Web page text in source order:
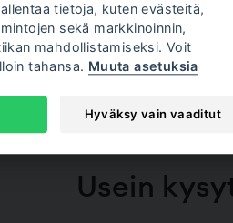
Usein
tietoja, kuten evästeitä,
sekä markkinoinnin,
mahdollistamiseksi. Voit
tahansa. Muuta asetuksia
Hyväksy vain vaaditut